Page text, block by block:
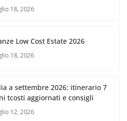
18, 2026
Low Cost Estate 2026
18, 2026
a settembre 2026: itinerario 7
tcosti aggiornati e consigli
12, 2026